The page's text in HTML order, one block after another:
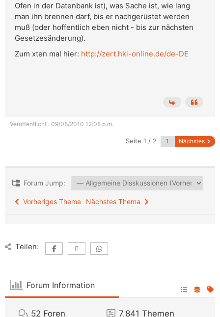
Ofen in der Datenbank ist), was Sache ist, wie lang
man ihn brennen darf, bis er nachgerüstet werden
muß (oder hoffentlich eben nicht - bis zur nächsten
Gesetzesänderung).
Zum xten mal hier: http://zert.hki-online.de/de-DE
Veröffentlicht : 09/08/2010 12:08 p.m.
Seite 1 / 2 Nächstes
Forum Jump:
Vorheriges Thema Nächstes Thema
Teilen:
Forum Information
52 Foren 7,841 Themen